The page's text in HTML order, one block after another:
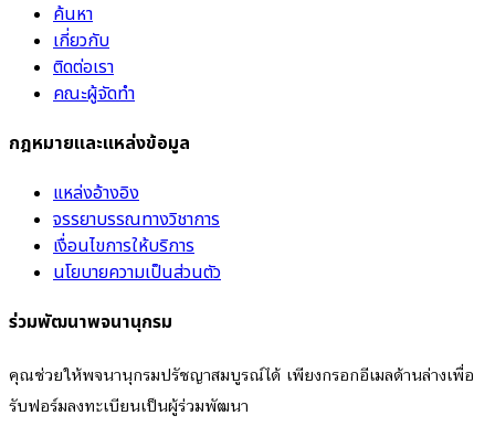
ค้นหา
เกี่ยวกับ
ติดต่อเรา
คณะผู้จัดทำ
กฎหมายและแหล่งข้อมูล
แหล่งอ้างอิง
จรรยาบรรณทางวิชาการ
เงื่อนไขการให้บริการ
นโยบายความเป็นส่วนตัว
ร่วมพัฒนาพจนานุกรม
คุณช่วยให้พจนานุกรมปรัชญาสมบูรณ์ได้ เพียงกรอกอีเมลด้านล่างเพื่อ
รับฟอร์มลงทะเบียนเป็นผู้ร่วมพัฒนา